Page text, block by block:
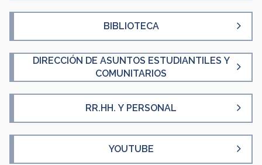
BIBLIOTECA
DIRECCIÓN DE ASUNTOS ESTUDIANTILES Y
COMUNITARIOS
RR.HH. Y PERSONAL
YOUTUBE